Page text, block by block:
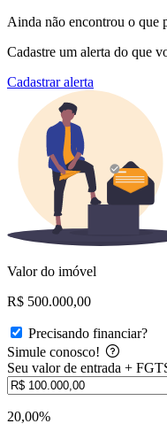
Ainda não encontrou o que
Cadastre um alerta do que
Cadastrar alerta
Valor do imóvel
R$ 500.000,00
Precisando financiar?
Simule conosco!
Seu valor de entrada +
20,00%